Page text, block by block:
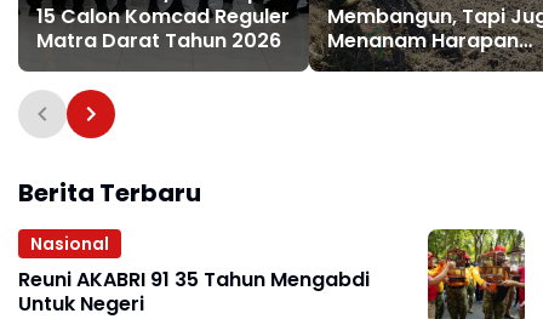
15 Calon Komcad Reguler
Matra Darat Tahun 2026
Membangun, Tapi
Menanam Harapan
Melalui Ketahanan
Berita Terbaru
Nasional
Reuni AKABRI 91 35 Tahun Mengabdi
Untuk Negeri